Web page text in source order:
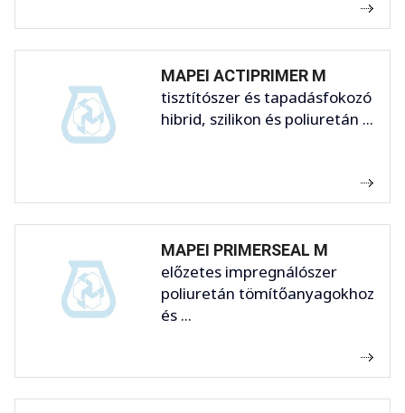
MAPEI ACTIPRIMER M
tisztítószer és tapadásfokozó
hibrid, szilikon és poliuretán ...
MAPEI PRIMERSEAL M
előzetes impregnálószer
poliuretán tömítőanyagokhoz
és ...